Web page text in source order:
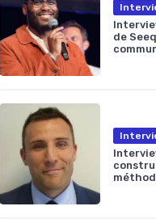
de